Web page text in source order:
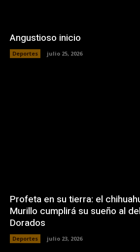
Angustioso inicio
Deportes julio 25, 2026
Profeta en su tierra: el
Murillo cumplirá su sueño al
Dorados
Deportes julio 23, 2026